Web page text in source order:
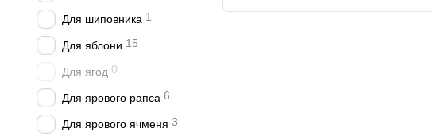
Для шиповника 1
Для яблони 15
Для ягод 0
Для ярового рапса 6
Для ярового ячменя 3